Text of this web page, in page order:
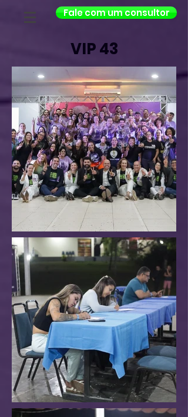
Fale com um consultor
VIP 43